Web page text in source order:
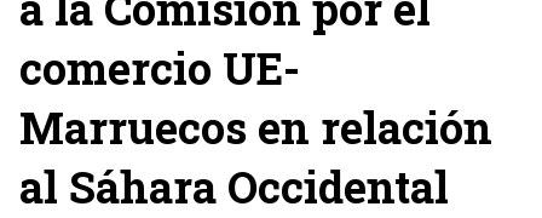
comercio UE-
Marruecos en relación
al Sáhara Occidental